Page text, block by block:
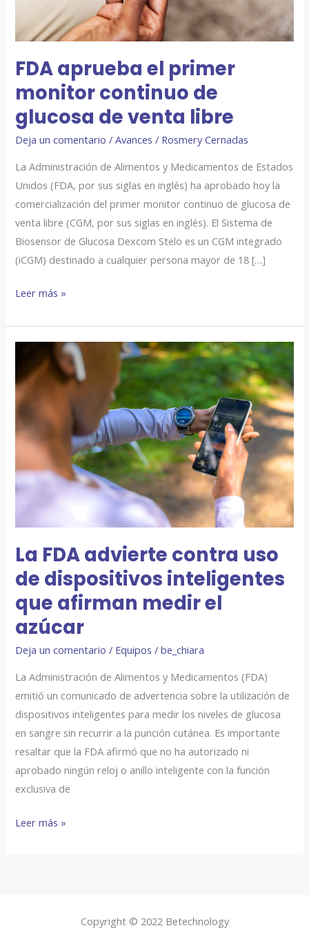
FDA aprueba el primer
monitor continuo de
glucosa de venta libre
Deja un comentario /Avances / Rosmery Cernadas
La Administración de Alimentos y Medicamentos de Estados
Unidos (FDA, por sus siglas en inglés) ha aprobado hoy la
comercialización del primer monitor continuo de glucosa de
venta libre (CGM, por sus siglas en inglés). El Sistema de
Biosensor de Glucosa Dexcom Stelo es un CGM integrado
(iCGM) destinado a cualquier persona mayor de 18 […]
venta
Leer más »
La FDA advierte contra uso
de dispositivos inteligentes
que afirman medir el
azúcar
Deja un comentario / Equipos /be_chiara
La Administración de Alimentos y Medicamentos (FDA)
emitió un comunicado de advertencia sobre la utilización de
dispositivos inteligentes para medir los niveles de glucosa
en sangre sin recurrir a la punción cutánea. Es importante
resaltar que la FDA afirmó que no ha autorizado ni
aprobado ningún reloj o anillo inteligente con la función
exclusiva de
FDA
advierte
contra
uso
de
dispositivos
inteligentes
el
azúcar
Leer más »
Copyright © 2022 Betechnology